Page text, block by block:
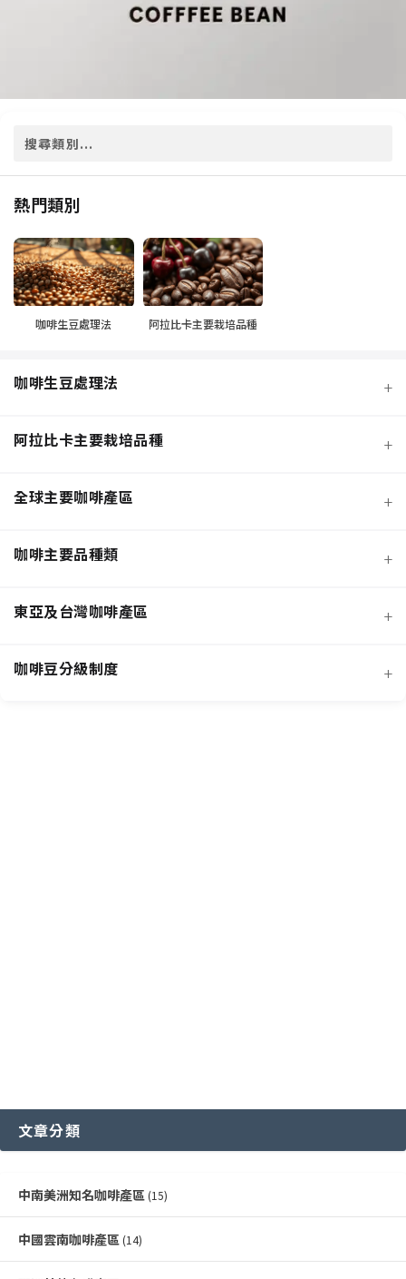
熱門類別
咖啡生豆處理法 阿拉比卡主要栽培品種
咖啡生豆處理法 +
阿拉比卡主要栽培品種 +
全球主要咖啡產區 +
咖啡主要品種類 +
東亞及台灣咖啡產區 +
咖啡豆分級制度 +
文章分類
中南美洲知名咖啡產區 (15)
中國雲南咖啡產區 (14)